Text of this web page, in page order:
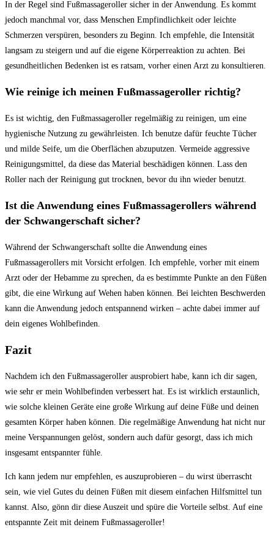
In der ⁤Regel sind ⁤Fußmassageroller sicher in‍ der‍ Anwendung. Es kommt
jedoch⁤ manchmal vor, ⁤dass ‌Menschen Empfindlichkeit ​oder leichte
Schmerzen⁢ verspüren, besonders zu Beginn. Ich ⁣empfehle, ​die Intensität
langsam ⁤zu steigern und auf die eigene Körperreaktion zu achten. Bei
⁤gesundheitlichen Bedenken ist es ratsam, vorher einen Arzt ​zu⁣ konsultieren.
Wie reinige ich meinen‌ Fußmassageroller⁢ richtig?
Es⁤ ist wichtig, den Fußmassageroller regelmäßig ‌zu reinigen, ‍um eine
hygienische Nutzung zu gewährleisten. Ich benutze ‍dafür feuchte Tücher
⁣und ‌milde Seife,‍ um die Oberflächen abzuputzen. Vermeide ‍aggressive
Reinigungsmittel, da​ diese das⁤ Material ​beschädigen können. Lass den‌
Roller ⁤nach der Reinigung gut trocknen, bevor ​du ihn⁤ wieder⁢ benutzt.
Ist die Anwendung⁢ eines Fußmassagerollers während
der Schwangerschaft ‍sicher?
Während der Schwangerschaft sollte die Anwendung eines
Fußmassagerollers mit Vorsicht erfolgen. Ich empfehle, vorher mit einem
Arzt oder der Hebamme ‌zu ‍sprechen, da⁢ es ⁣bestimmte Punkte⁤ an den Füßen
‌gibt, die eine⁤ Wirkung auf Wehen haben können. Bei leichten Beschwerden
‌kann die Anwendung jedoch entspannend wirken – achte dabei immer auf
dein eigenes​ Wohlbefinden.
Fazit
Nachdem ich‍ den Fußmassageroller ausprobiert habe, kann ich dir sagen,
wie ‌sehr er mein Wohlbefinden verbessert hat. Es ist wirklich erstaunlich,
wie ⁣solche kleinen Geräte eine große Wirkung​ auf deine​ Füße und‌ deinen
gesamten​ Körper haben können. Die ‌regelmäßige Anwendung hat ‍nicht nur
meine Verspannungen‍ gelöst, sondern‍ auch dafür gesorgt, ⁣dass‌ ich‍ mich
insgesamt entspannter fühle. ⁣
Ich⁣ kann ⁢jedem nur empfehlen, es ‍auszuprobieren ‍– du wirst⁣ überrascht
⁢sein, ‍wie viel ⁣Gutes du deinen Füßen mit diesem‍ einfachen Hilfsmittel tun
kannst. Also, gönn dir diese Auszeit und spüre die Vorteile ⁣selbst. Auf⁣ eine
entspannte Zeit⁤ mit deinem⁢ Fußmassageroller!